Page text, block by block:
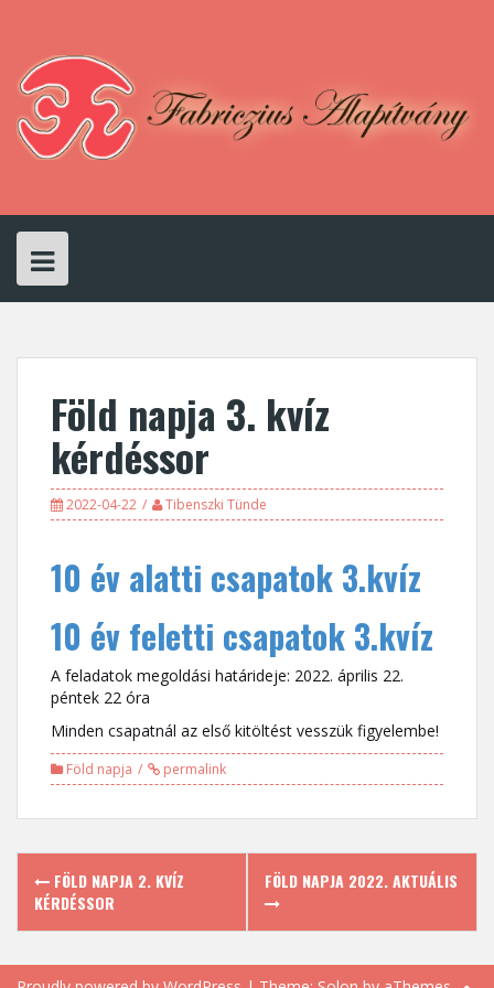
content
Föld napja 3. kvíz
kérdéssor
2022-04-22 Tibenszki Tünde
10 év alatti csapatok 3.kvíz
10 év feletti csapatok 3.kvíz
A feladatok megoldási határideje: 2022. április 22.
péntek 22 óra
Minden csapatnál az első kitöltést vesszük figyelembe!
Föld napja permalink
Post
navigation
FÖLD NAPJA 2. KVÍZ
KÉRDÉSSOR
FÖLD NAPJA 2022. AKTUÁLIS